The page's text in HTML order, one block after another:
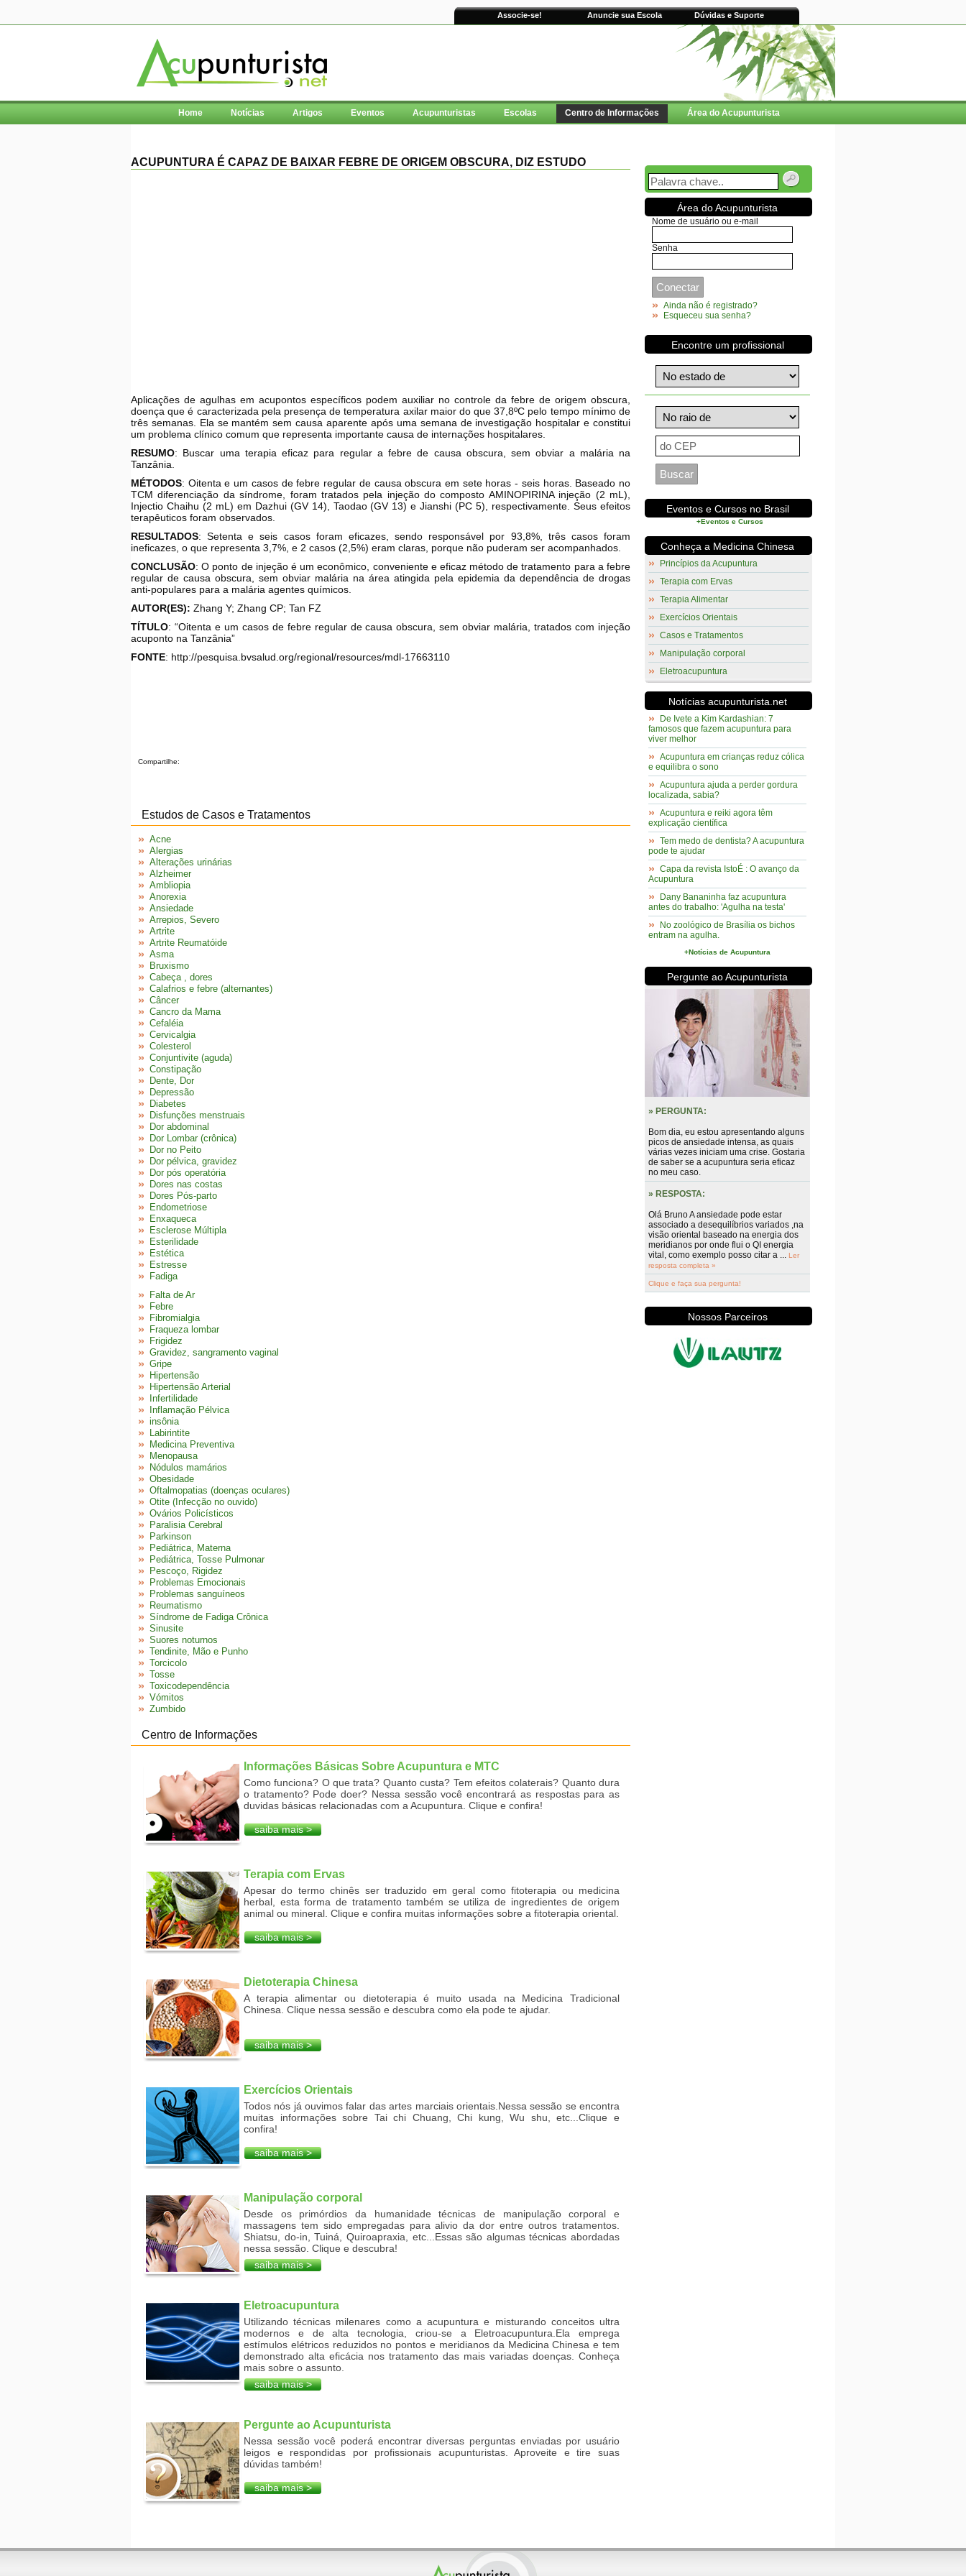
Associe-se! Anuncie sua Escola Dúvidas e Suporte
Home Notícias Artigos Eventos Acupunturistas Escolas Centro de Informações Área do Acupunturista
ACUPUNTURA É CAPAZ DE BAIXAR FEBRE DE ORIGEM OBSCURA, DIZ ESTUDO
Aplicações de agulhas em acupontos específicos podem auxiliar no controle da febre de origem obscura,
doença que é caracterizada pela presença de temperatura axilar maior do que 37,8ºC pelo tempo mínimo de
três semanas. Ela se mantém sem causa aparente após uma semana de investigação hospitalar e constitui
um problema clínico comum que representa importante causa de internações hospitalares.
RESUMO: Buscar uma terapia eficaz para regular a febre de causa obscura, sem obviar a malária na
Tanzânia.
MÉTODOS: Oitenta e um casos de febre regular de causa obscura em sete horas - seis horas. Baseado no
TCM diferenciação da síndrome, foram tratados pela injeção do composto AMINOPIRINA injeção (2 mL),
Injectio Chaihu (2 mL) em Dazhui (GV 14), Taodao (GV 13) e Jianshi (PC 5), respectivamente. Seus efeitos
terapêuticos foram observados.
RESULTADOS: Setenta e seis casos foram eficazes, sendo responsável por 93,8%, três casos foram
ineficazes, o que representa 3,7%, e 2 casos (2,5%) eram claras, porque não puderam ser acompanhados.
CONCLUSÃO: O ponto de injeção é um econômico, conveniente e eficaz método de tratamento para a febre
regular de causa obscura, sem obviar malária na área atingida pela epidemia da dependência de drogas
anti-populares para a malária agentes químicos.
AUTOR(ES): Zhang Y; Zhang CP; Tan FZ
TÍTULO: “Oitenta e um casos de febre regular de causa obscura, sem obviar malária, tratados com injeção
acuponto na Tanzânia”
FONTE: http://pesquisa.bvsalud.org/regional/resources/mdl-17663110
Compartilhe:
Estudos de Casos e Tratamentos
Acne
Alergias
Alterações urinárias
Alzheimer
Ambliopia
Anorexia
Ansiedade
Arrepios, Severo
Artrite
Artrite Reumatóide
Asma
Bruxismo
Cabeça , dores
Calafrios e febre (alternantes)
Câncer
Cancro da Mama
Cefaléia
Cervicalgia
Colesterol
Conjuntivite (aguda)
Constipação
Dente, Dor
Depressão
Diabetes
Disfunções menstruais
Dor abdominal
Dor Lombar (crônica)
Dor no Peito
Dor pélvica, gravidez
Dor pós operatória
Dores nas costas
Dores Pós-parto
Endometriose
Enxaqueca
Esclerose Múltipla
Esterilidade
Estética
Estresse
Fadiga
Falta de Ar
Febre
Fibromialgia
Fraqueza lombar
Frigidez
Gravidez, sangramento vaginal
Gripe
Hipertensão
Hipertensão Arterial
Infertilidade
Inflamação Pélvica
insônia
Labirintite
Medicina Preventiva
Menopausa
Nódulos mamários
Obesidade
Oftalmopatias (doenças oculares)
Otite (Infecção no ouvido)
Ovários Policísticos
Paralisia Cerebral
Parkinson
Pediátrica, Materna
Pediátrica, Tosse Pulmonar
Pescoço, Rigidez
Problemas Emocionais
Problemas sanguíneos
Reumatismo
Síndrome de Fadiga Crônica
Sinusite
Suores noturnos
Tendinite, Mão e Punho
Torcicolo
Tosse
Toxicodependência
Vómitos
Zumbido
Centro de Informações
Informações Básicas Sobre Acupuntura e MTC
Como funciona? O que trata? Quanto custa? Tem efeitos colaterais? Quanto dura
o tratamento? Pode doer? Nessa sessão você encontrará as respostas para as
duvidas básicas relacionadas com a Acupuntura. Clique e confira!
saiba mais >
Terapia com Ervas
Apesar do termo chinês ser traduzido em geral como fitoterapia ou medicina
herbal, esta forma de tratamento também se utiliza de ingredientes de origem
animal ou mineral. Clique e confira muitas informações sobre a fitoterapia oriental.
saiba mais >
Dietoterapia Chinesa
A terapia alimentar ou dietoterapia é muito usada na Medicina Tradicional
Chinesa. Clique nessa sessão e descubra como ela pode te ajudar.
saiba mais >
Exercícios Orientais
Todos nós já ouvimos falar das artes marciais orientais.Nessa sessão se encontra
muitas informações sobre Tai chi Chuang, Chi kung, Wu shu, etc...Clique e
confira!
saiba mais >
Manipulação corporal
Desde os primórdios da humanidade técnicas de manipulação corporal e
massagens tem sido empregadas para alivio da dor entre outros tratamentos.
Shiatsu, do-in, Tuiná, Quiroapraxia, etc...Essas são algumas técnicas abordadas
nessa sessão. Clique e descubra!
saiba mais >
Eletroacupuntura
Utilizando técnicas milenares como a acupuntura e misturando conceitos ultra
modernos e de alta tecnologia, criou-se a Eletroacupuntura.Ela emprega
estímulos elétricos reduzidos no pontos e meridianos da Medicina Chinesa e tem
demonstrado alta eficácia nos tratamento das mais variadas doenças. Conheça
mais sobre o assunto.
saiba mais >
Pergunte ao Acupunturista
Nessa sessão você poderá encontrar diversas perguntas enviadas por usuário
leigos e respondidas por profissionais acupunturistas. Aproveite e tire suas
dúvidas também!
saiba mais >
Área do Acupunturista
Nome de usuário ou e-mail
Senha
Ainda não é registrado?
Esqueceu sua senha?
Encontre um profissional
Eventos e Cursos no Brasil
+Eventos e Cursos
Conheça a Medicina Chinesa
Princípios da Acupuntura
Terapia com Ervas
Terapia Alimentar
Exercícios Orientais
Casos e Tratamentos
Manipulação corporal
Eletroacupuntura
Notícias acupunturista.net
De Ivete a Kim Kardashian: 7
famosos que fazem acupuntura para
viver melhor
Acupuntura em crianças reduz cólica
e equilibra o sono
Acupuntura ajuda a perder gordura
localizada, sabia?
Acupuntura e reiki agora têm
explicação científica
Tem medo de dentista? A acupuntura
pode te ajudar
Capa da revista IstoÉ : O avanço da
Acupuntura
Dany Bananinha faz acupuntura
antes do trabalho: 'Agulha na testa'
No zoológico de Brasília os bichos
entram na agulha.
+Notícias de Acupuntura
Pergunte ao Acupunturista
» PERGUNTA:
Bom dia, eu estou apresentando alguns
picos de ansiedade intensa, as quais
várias vezes iniciam uma crise. Gostaria
de saber se a acupuntura seria eficaz
no meu caso.
» RESPOSTA:
Olá Bruno A ansiedade pode estar
associado a desequilíbrios variados ,na
visão oriental baseado na energia dos
meridianos por onde flui o QI energia
vital, como exemplo posso citar a ... Ler
resposta completa »
Clique e faça sua pergunta!
Nossos Parceiros